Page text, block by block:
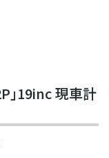
」19inc 現車計